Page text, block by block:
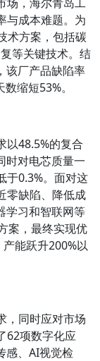
与成本难题。为
术方案，包括碳
等关键技术。结
该厂产品缺陷率
缩短53%。
以48.5%的复合
时对电芯质量一
0.3%。面对这
零缺陷、降低成
学习和智联网等
案，最终实现优
能跃升200%以
，同时应对市场
62项数字化应
感、AI视觉检